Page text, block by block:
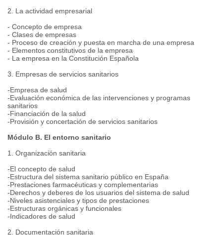
2. La actividad empresarial
- Concepto de empresa
- Clases de empresas
- Proceso de creación y puesta en marcha de una empresa
- Elementos constitutivos de la empresa
- La empresa en la Constitución Española
3. Empresas de servicios sanitarios
-Empresa de salud
-Evaluación económica de las intervenciones y programas
sanitarios
-Financiación de la salud
-Provisión y concertación de servicios sanitarios
Módulo B. El entorno sanitario
1. Organización sanitaria
-El concepto de salud
-Estructura del sistema sanitario público en España
-Prestaciones farmacéuticas y complementarias
-Derechos y deberes de los usuarios del sistema de salud
-Niveles asistenciales y tipos de prestaciones
-Estructuras orgánicas y funcionales
-Indicadores de salud
2. Documentación sanitaria